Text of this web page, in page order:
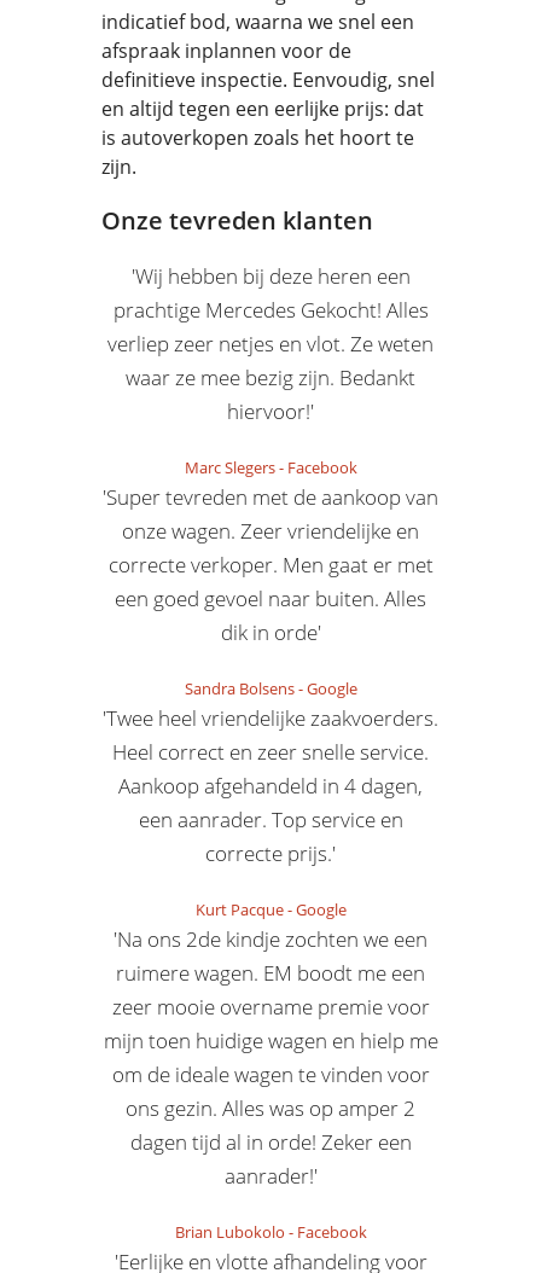
indicatief bod, waarna we snel een
afspraak inplannen voor de
definitieve inspectie. Eenvoudig, snel
en altijd tegen een eerlijke prijs: dat
is autoverkopen zoals het hoort te
zijn.
Onze tevreden klanten
'Wij hebben bij deze heren een
prachtige Mercedes Gekocht! Alles
verliep zeer netjes en vlot. Ze weten
waar ze mee bezig zijn. Bedankt
hiervoor!'
Marc Slegers- Facebook
'Super tevreden met de aankoop van
onze wagen. Zeer vriendelijke en
correcte verkoper. Men gaat er met
een goed gevoel naar buiten. Alles
dik in orde'
Sandra Bolsens-Google
'Twee heel vriendelijke zaakvoerders.
Heel correct en zeer snelle service.
Aankoop afgehandeld in 4 dagen,
een aanrader. Top service en
correcte prijs.'
Kurt Pacque-Google
'Na ons 2de kindje zochten we een
ruimere wagen. EM boodt me een
zeer mooie overname premie voor
mijn toen huidige wagen en hielp me
om de ideale wagen te vinden voor
ons gezin. Alles was op amper 2
dagen tijd al in orde! Zeker een
aanrader!'
Brian Lubokolo - Facebook
'Eerlijke en vlotte afhandeling voor